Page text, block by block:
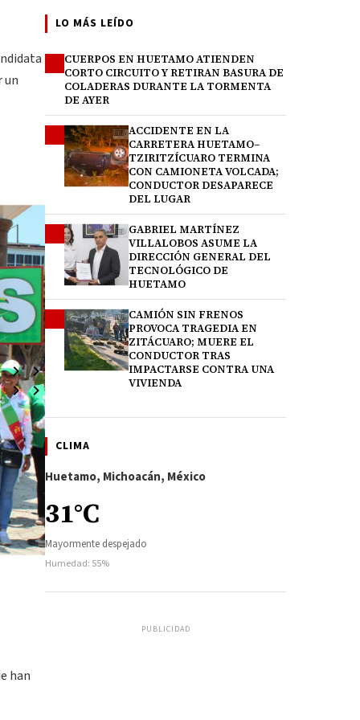
un
han
LO MÁS LEÍDO
CUERPOS EN HUETAMO ATIENDEN
CORTO CIRCUITO Y RETIRAN BASURA DE
COLADERAS DURANTE LA TORMENTA
DE AYER
ACCIDENTE EN LA
CARRETERA HUETAMO–
TZIRITZÍCUARO TERMINA
CON CAMIONETA VOLCADA;
CONDUCTOR DESAPARECE
DEL LUGAR
GABRIEL MARTÍNEZ
VILLALOBOS ASUME LA
DIRECCIÓN GENERAL DEL
TECNOLÓGICO DE
HUETAMO
CAMIÓN SIN FRENOS
PROVOCA TRAGEDIA EN
ZITÁCUARO; MUERE EL
CONDUCTOR TRAS
IMPACTARSE CONTRA UNA
VIVIENDA
CLIMA
Huetamo, Michoacán, México
31°C
Mayormente despejado
Humedad: 55%
PUBLICIDAD